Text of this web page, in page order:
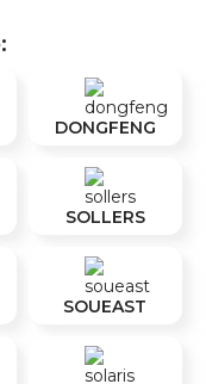
DONGFENG
SOLLERS
SOUEAST